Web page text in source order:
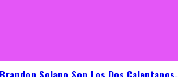
Solano Son Los Dos Calentanos.